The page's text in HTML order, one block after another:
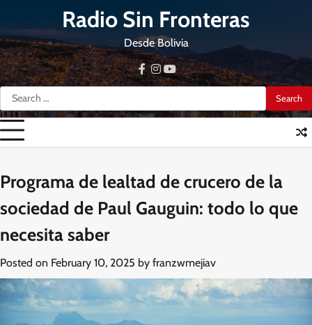
content
Radio Sin Fronteras
Desde Bolivia
Search
for:
facebook
instagram
youtube
Programa de lealtad de crucero de la
sociedad de Paul Gauguin: todo lo que
necesita saber
Posted on February 10, 2025 by franzwmejiav